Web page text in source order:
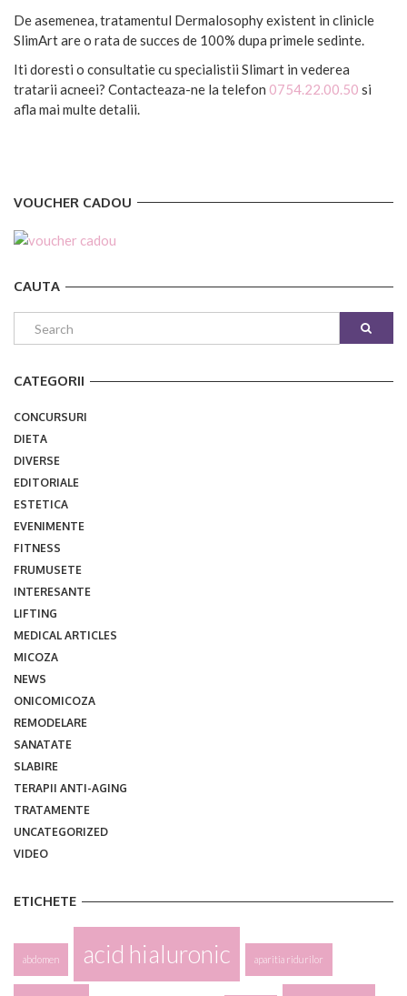
De asemenea, tratamentul Dermalosophy existent in clinicle
SlimArt are o rata de succes de 100% dupa primele sedinte.
Iti doresti o consultatie cu specialistii Slimart in vederea
tratarii acneei? Contacteaza-ne la telefon 0754.22.00.50 si
afla mai multe detalii.
VOUCHER CADOU
CAUTA
CATEGORII
CONCURSURI
DIETA
DIVERSE
EDITORIALE
ESTETICA
EVENIMENTE
FITNESS
FRUMUSETE
INTERESANTE
LIFTING
MEDICAL ARTICLES
MICOZA
NEWS
ONICOMICOZA
REMODELARE
SANATATE
SLABIRE
TERAPII ANTI-AGING
TRATAMENTE
UNCATEGORIZED
VIDEO
ETICHETE
abdomen acid hialuronic aparitia ridurilor